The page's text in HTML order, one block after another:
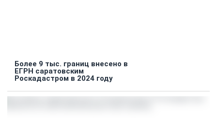
Более 9 тыс. границ внесено в
ЕГРН саратовским
Роскадастром в 2024 году